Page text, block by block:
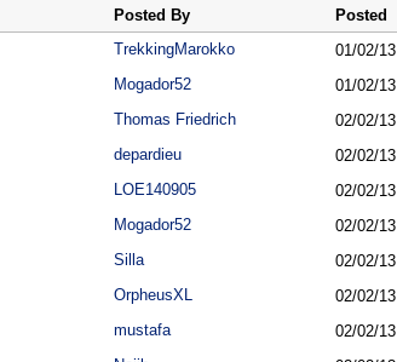
Posted By
Posted
TrekkingMarokko 01/02/13
Mogador52 01/02/13
Thomas Friedrich 02/02/13
depardieu 02/02/13
LOE140905 02/02/13
Mogador52 02/02/13
Silla 02/02/13
OrpheusXL 02/02/13
mustafa 02/02/13